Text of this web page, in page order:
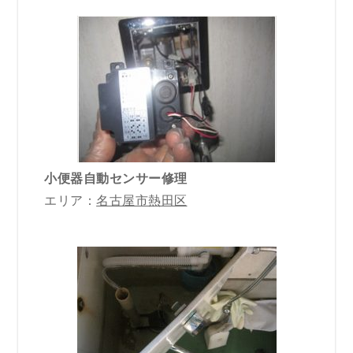
小便器自動センサー修理
エリア：名古屋市熱田区